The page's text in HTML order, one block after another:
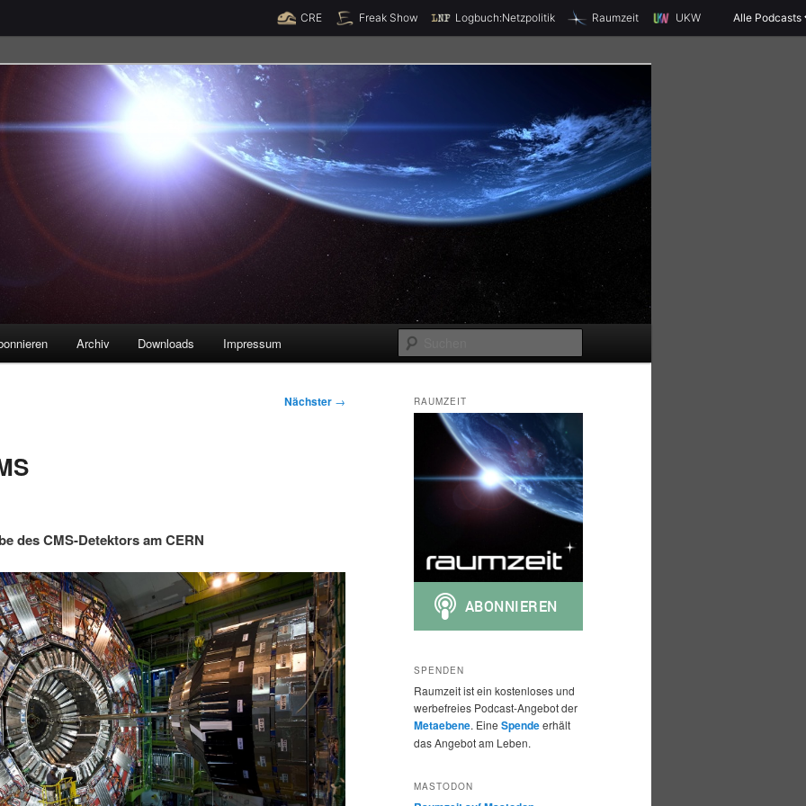
Spende jetzt!
CRE Freak Show Logbuch:Netzpolitik Raumzeit UKW Alle Podcasts
u
Archiv Downloads Impressum
Nächster →
des CMS-Detektors am CERN
RAUMZEIT
SPENDEN
Raumzeit ist ein kostenloses und
werbefreies Podcast-Angebot der
Metaebene. Eine Spendeerhält
das Angebot am Leben.
MASTODON